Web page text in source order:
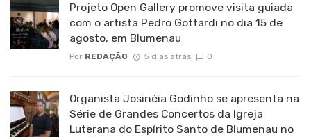
Projeto Open Gallery promove visita guiada
com o artista Pedro Gottardi no dia 15 de
agosto, em Blumenau
Por REDAÇÃO 5 dias atrás 0
Organista Josinéia Godinho se apresenta na
Série de Grandes Concertos da Igreja
Luterana do Espírito Santo de Blumenau no